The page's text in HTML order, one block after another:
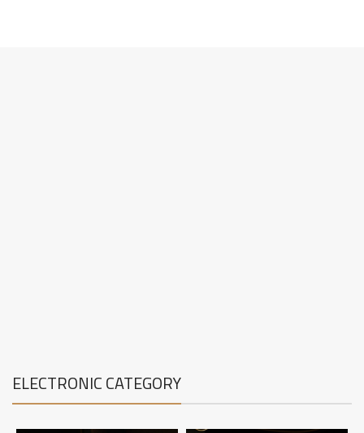
ELECTRONIC CATEGORY